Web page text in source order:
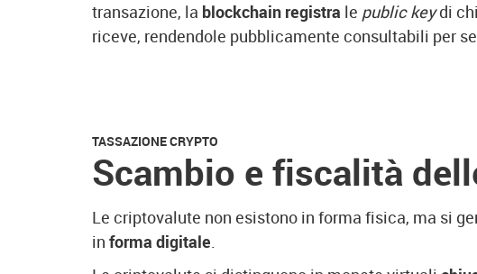
transazione, la blockchain registra le public keydi
riceve, rendendole pubblicamente consultabili per
TASSAZIONE CRYPTO
Scambio e fiscalità
Le criptovalute non esistono in forma fisica, ma si
in forma digitale.